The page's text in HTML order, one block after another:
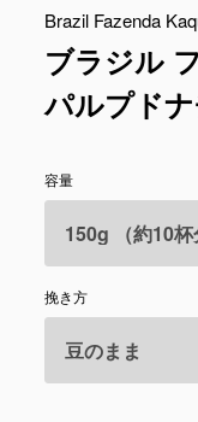
Brazil Fazenda
ブラジル
パルプド
容量
挽き方